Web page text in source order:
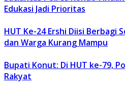
Edukasi Jadi Prioritas
HUT Ke-24 Ershi Diisi Berbagi
dan Warga Kurang Mampu
Bupati Konut: Di HUT ke-79,
Rakyat